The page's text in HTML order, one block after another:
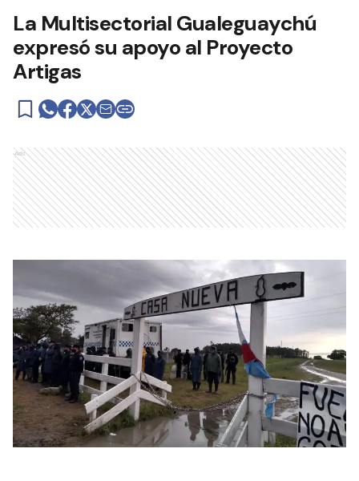
La Multisectorial Gualeguaychú
expresó su apoyo al Proyecto
Artigas
Ads